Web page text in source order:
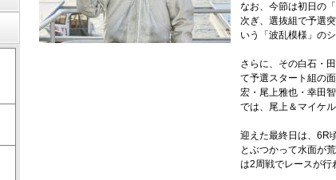
なお、今節は初日の
次ぎ、選抜組で予選
いう「波乱模様」の
さらに、その白石・
て予選スタート組の
宏・尾上雅也・幸田
では、尾上＆マイケ
迎えた最終日は、6R
とぶつかって水面が
は2周戦でレースが行